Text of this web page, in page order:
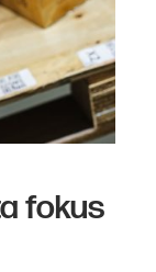
fokus